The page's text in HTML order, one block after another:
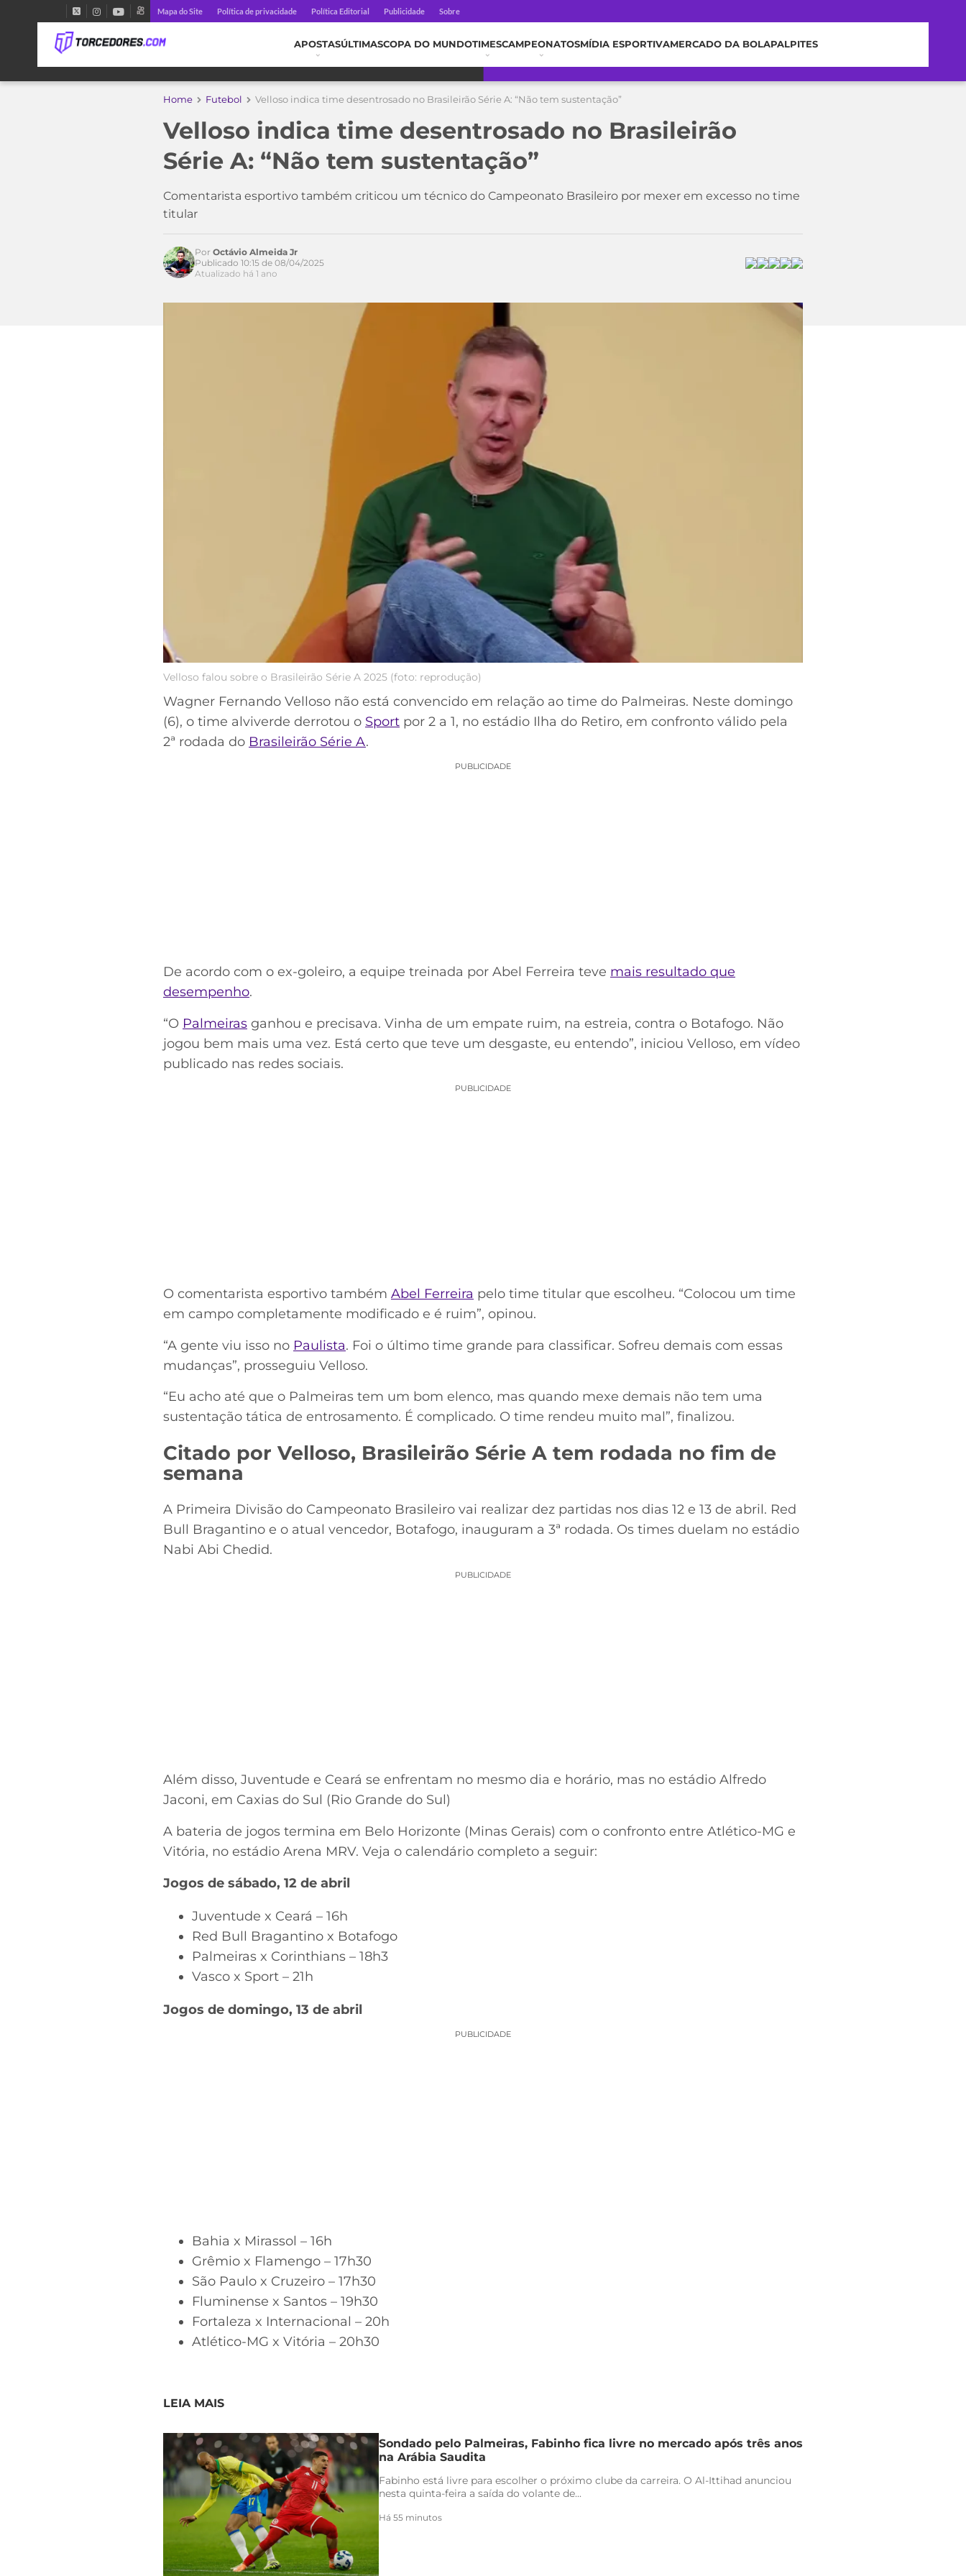
Mapa do Site Política de privacidade Política Editorial Publicidade Sobre
APOSTASÚLTIMASCOPA DO MUNDOTIMESCAMPEONATOSMÍDIA ESPORTIVAMERCADO DA BOLAPALPITES
Home Futebol Velloso indica time desentrosado no Brasileirão Série A: “Não tem sustentação”
Velloso indica time desentrosado no Brasileirão
Série A: “Não tem sustentação”
Comentarista esportivo também criticou um técnico do Campeonato Brasileiro por mexer em excesso no time
titular
Acesse o perfil do autor
Por Octávio Almeida Jr
Publicado 10:15 de 08/04/2025
Atualizado há 1 ano
Velloso falou sobre o Brasileirão Série A 2025 (foto: reprodução)
Wagner Fernando Velloso não está convencido em relação ao time do Palmeiras. Neste domingo
(6), o time alviverde derrotou o Sport por 2 a 1, no estádio Ilha do Retiro, em confronto válido pela
2ª rodada do Brasileirão Série A.
PUBLICIDADE
De acordo com o ex-goleiro, a equipe treinada por Abel Ferreira teve mais resultado que
desempenho.
“O Palmeiras ganhou e precisava. Vinha de um empate ruim, na estreia, contra o Botafogo. Não
jogou bem mais uma vez. Está certo que teve um desgaste, eu entendo”, iniciou Velloso, em vídeo
publicado nas redes sociais.
PUBLICIDADE
O comentarista esportivo também Abel Ferreira pelo time titular que escolheu. “Colocou um time
em campo completamente modificado e é ruim”, opinou.
“A gente viu isso no Paulista. Foi o último time grande para classificar. Sofreu demais com essas
mudanças”, prosseguiu Velloso.
“Eu acho até que o Palmeiras tem um bom elenco, mas quando mexe demais não tem uma
sustentação tática de entrosamento. É complicado. O time rendeu muito mal”, finalizou.
Citado por Velloso, Brasileirão Série A tem rodada no fim de
semana
A Primeira Divisão do Campeonato Brasileiro vai realizar dez partidas nos dias 12 e 13 de abril. Red
Bull Bragantino e o atual vencedor, Botafogo, inauguram a 3ª rodada. Os times duelam no estádio
Nabi Abi Chedid.
PUBLICIDADE
Além disso, Juventude e Ceará se enfrentam no mesmo dia e horário, mas no estádio Alfredo
Jaconi, em Caxias do Sul (Rio Grande do Sul)
A bateria de jogos termina em Belo Horizonte (Minas Gerais) com o confronto entre Atlético-MG e
Vitória, no estádio Arena MRV. Veja o calendário completo a seguir:
Jogos de sábado, 12 de abril
Juventude x Ceará – 16h
Red Bull Bragantino x Botafogo
Palmeiras x Corinthians – 18h3
Vasco x Sport – 21h
Jogos de domingo, 13 de abril
PUBLICIDADE
Bahia x Mirassol – 16h
Grêmio x Flamengo – 17h30
São Paulo x Cruzeiro – 17h30
Fluminense x Santos – 19h30
Fortaleza x Internacional – 20h
Atlético-MG x Vitória – 20h30
LEIA MAIS
Sondado pelo Palmeiras, Fabinho fica livre no mercado após três anos
na Arábia Saudita
Fabinho está livre para escolher o próximo clube da carreira. O Al-Ittihad anunciou
nesta quinta-feira a saída do volante de...
Há 55 minutos